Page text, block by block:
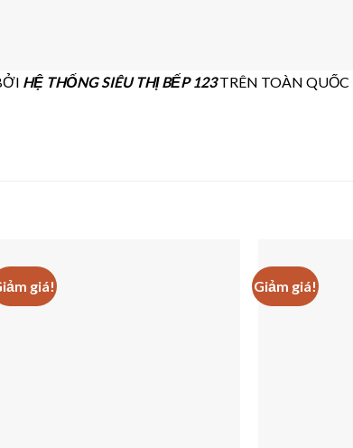
HỆ THỐNG SIÊU THỊ BẾP 123TRÊN TOÀN QUỐC
giá! Giảm giá!